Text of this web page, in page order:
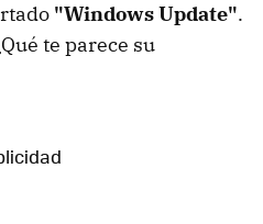
"Windows Update".
te parece su